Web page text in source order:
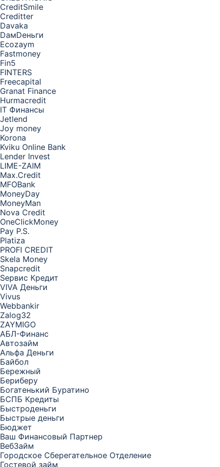
CreditSmile
Creditter
Davaka
DамDеньги
Ecozaym
Fastmoney
Fin5
FINTERS
Freecapital
Granat Finance
Hurmacredit
IT Финансы
Jetlend
Joy money
Korona
Kviku Online Bank
Lender Invest
LIME-ZAIM
Max.Credit
MFOBank
MoneyDay
MoneyMan
Nova Credit
OneClickMoney
Pay P.S.
Platiza
PROFI CREDIT
Skela Money
Snapcredit
Sервис Кредит
VIVA Деньги
Vivus
Webbankir
Zalog32
ZAYMIGO
АБЛ-Финанс
Автозайм
Альфа Деньги
Байбол
Бережный
Бериберу
Богатенький Буратино
БСПБ Кредиты
Быстроденьги
Быстрые деньги
Бюджет
Ваш Финансовый Партнер
ВебЗайм
Городское Сберегательное Отделение
Гостевой займ